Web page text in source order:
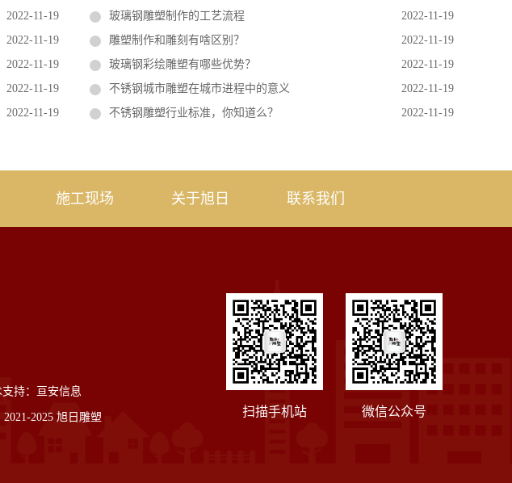
2022-11-19 玻璃钢雕塑制作的工艺流程
2022-11-19
2022-11-19 雕塑制作和雕刻有啥区别？
2022-11-19
2022-11-19 玻璃钢彩绘雕塑有哪些优势？
2022-11-19
2022-11-19 不锈钢城市雕塑在城市进程中的意义
2022-11-19
2022-11-19 不锈钢雕塑行业标准，你知道么？ 2022-11-19
施工现场 关于旭日 联系我们
支持：亘安信息
2025 旭日雕塑 扫描手机站 微信公众号